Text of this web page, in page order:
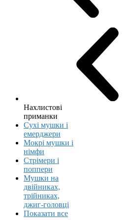
Нахлистові
приманки
Сухі мушки і
емерджери
Мокрі мушки і
німфи
Стрімери і
поппери
Мушки на
двійниках,
трійниках,
джиг-головці
Показати все